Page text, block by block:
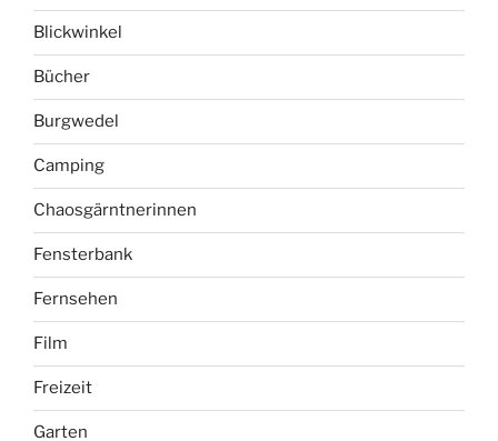
Blickwinkel
Bücher
Burgwedel
Camping
Chaosgärntnerinnen
Fensterbank
Fernsehen
Film
Freizeit
Garten